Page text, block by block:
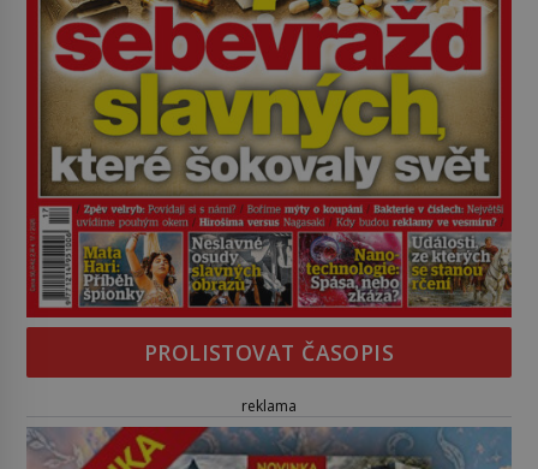
PROLISTOVAT ČASOPIS
reklama